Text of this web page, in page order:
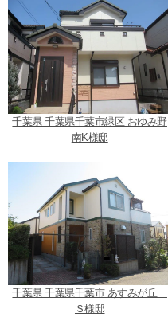
千葉県 千葉県千葉市緑区 おゆみ野
南K様邸
千葉県 千葉県千葉市 あすみが丘
Ｓ様邸